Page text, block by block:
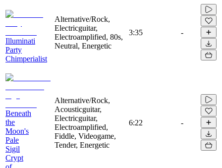
Illuminati
Party
Chimperialist
Alternative/Rock,
Electricguitar,
Electroamplified, 80s,
Neutral, Energetic
3:35 -
Beneath
the
Moon's
Pale
Sigil
Crypt
Alternative/Rock,
Acousticguitar,
Electricguitar,
Electroamplified,
Fiddle, Videogame,
Tender, Energetic
6:22 -